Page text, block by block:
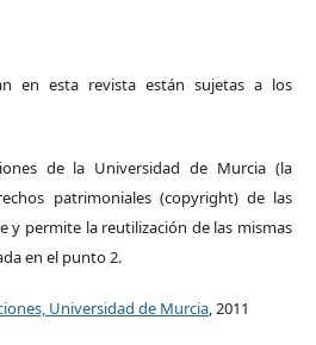
en esta revista están sujetas a los
de la Universidad de Murcia (la
patrimoniales (copyright) de las
y permite la reutilización de las mismas
en el punto 2.
Universidad de Murcia, 2011